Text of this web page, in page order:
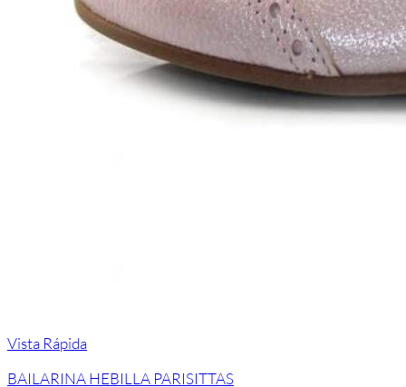
Vista Rápida
BAILARINA HEBILLA PARISITTAS